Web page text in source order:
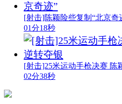
[射击]陈颖险些复制“北京奇
01分18秒
[射击]25米运动手枪决赛 陈
02分38秒